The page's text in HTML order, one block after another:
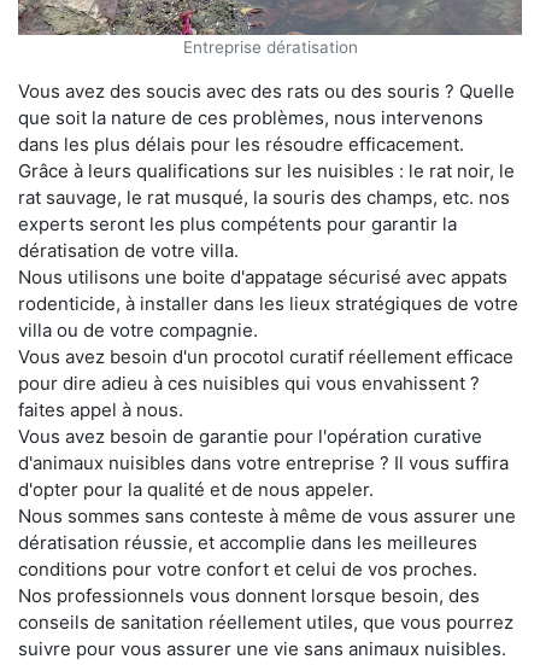
Entreprise dératisation
Vous avez des soucis avec des rats ou des souris ? Quelle
que soit la nature de ces problèmes, nous intervenons
dans les plus délais pour les résoudre efficacement.
Grâce à leurs qualifications sur les nuisibles : le rat noir, le
rat sauvage, le rat musqué, la souris des champs, etc. nos
experts seront les plus compétents pour garantir la
dératisation de votre villa.
Nous utilisons une boite d'appatage sécurisé avec appats
rodenticide, à installer dans les lieux stratégiques de votre
villa ou de votre compagnie.
Vous avez besoin d'un procotol curatif réellement efficace
pour dire adieu à ces nuisibles qui vous envahissent ?
faites appel à nous.
Vous avez besoin de garantie pour l'opération curative
d'animaux nuisibles dans votre entreprise ? Il vous suffira
d'opter pour la qualité et de nous appeler.
Nous sommes sans conteste à même de vous assurer une
dératisation réussie, et accomplie dans les meilleures
conditions pour votre confort et celui de vos proches.
Nos professionnels vous donnent lorsque besoin, des
conseils de sanitation réellement utiles, que vous pourrez
suivre pour vous assurer une vie sans animaux nuisibles.